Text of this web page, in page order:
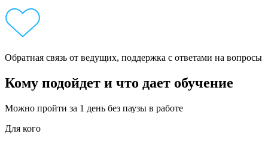
Обратная связь от ведущих, поддержка с ответами на вопросы
Кому подойдет и что дает обучение
Можно пройти за 1 день без паузы в работе
Для кого